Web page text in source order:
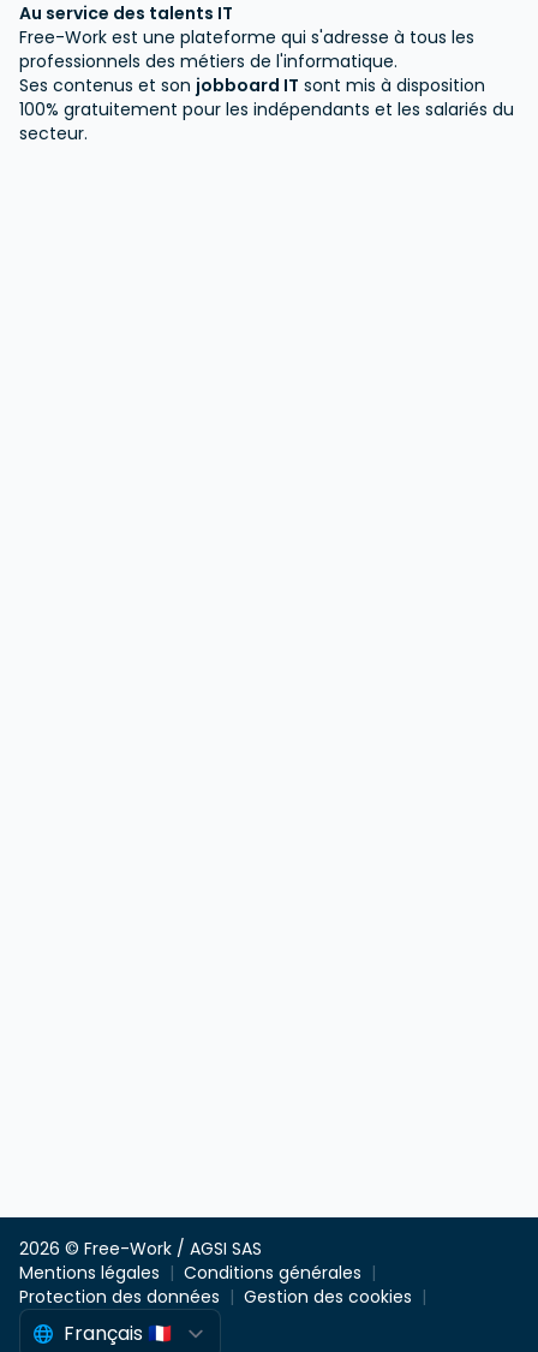
Au service des talents IT
Free-Work est une plateforme qui s'adresse à tous les
professionnels des métiers de l'informatique.
Ses contenus et son jobboard IT sont mis à disposition
100% gratuitement pour les indépendants et les salariés du
secteur.
2026 © Free-Work / AGSI SAS
Mentions légales
Conditions générales
Protection des données
Gestion des cookies